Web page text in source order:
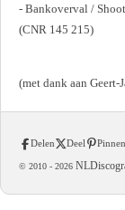
- Bankoverval /
(CNR 145 215)
(met dank aan Geert-
Delen Deel Pinnen
© 2010 - 2026